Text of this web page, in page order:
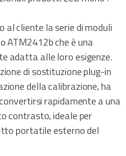
al cliente la serie di moduli
che è una
adatta alle loro esigenze.
di sostituzione plug-in
della calibrazione, ha
rapidamente a una
contrasto, ideale per
portatile esterno del